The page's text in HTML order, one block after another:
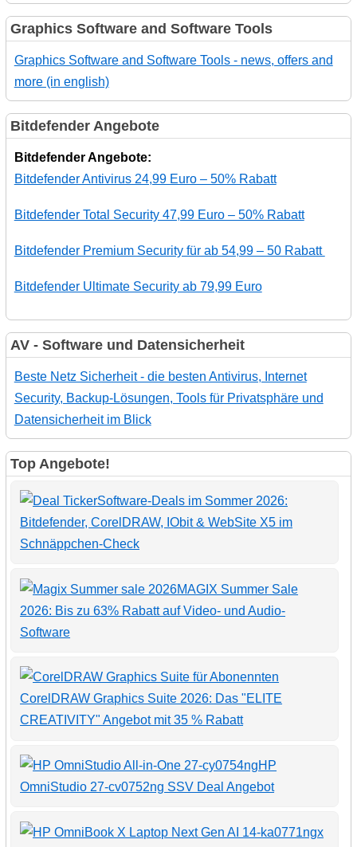
Graphics Software and Software Tools
Graphics Software and Software Tools - news, offers and
more (in english)
Bitdefender Angebote
Bitdefender Angebote:
Bitdefender Antivirus 24,99 Euro – 50% Rabatt
Bitdefender Total Security 47,99 Euro – 50% Rabatt
Bitdefender Premium Security für ab 54,99 – 50 Rabatt
Bitdefender Ultimate Security ab 79,99 Euro
AV - Software und Datensicherheit
Beste Netz Sicherheit - die besten Antivirus, Internet
Security, Backup-Lösungen, Tools für Privatsphäre und
Datensicherheit im Blick
Top Angebote!
Software-Deals im Sommer 2026:
Bitdefender, CorelDRAW, IObit & WebSite X5 im
Schnäppchen-Check
MAGIX Summer Sale
2026: Bis zu 63% Rabatt auf Video- und Audio-
Software
CorelDRAW Graphics Suite 2026: Das "ELITE
CREATIVITY" Angebot mit 35 % Rabatt
HP
OmniStudio 27-cv0752ng SSV Deal Angebot